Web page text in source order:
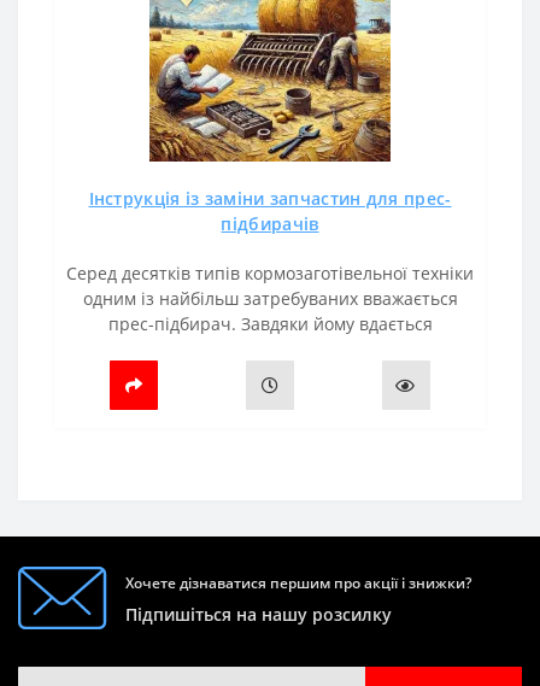
Інструкція із заміни запчастин для прес-
підбирачів
Серед десятків типів кормозаготівельної техніки
одним із найбільш затребуваних вважається
прес-підбирач. Завдяки йому вдається
збільшити продуктивність.Але важливо..
Хочете дізнаватися першим про акції і знижки?
Підпишіться на нашу розсилку